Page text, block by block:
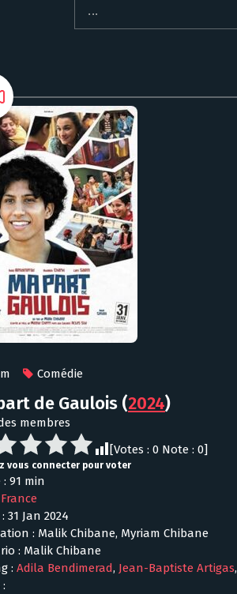
Comédie
de Gaulois (2024)
membres
[Votes : 0 Note : 0]
vous connecter pour voter
: 91 min
France
31 Jan 2024
: Malik Chibane, Myriam Chibane
: Malik Chibane
: Adila Bendimerad, Jean-Baptiste Artigas,